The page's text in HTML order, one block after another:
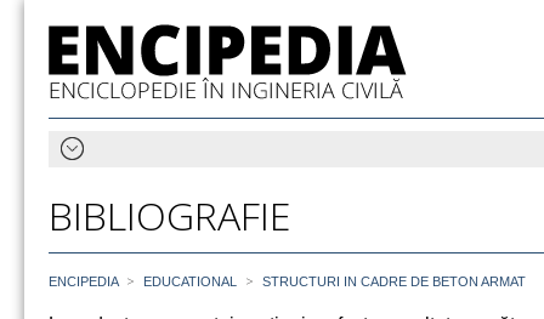
BIBLIOGRAFIE
ENCIPEDIA > EDUCATIONAL > STRUCTURI IN CADRE DE BETON ARMAT